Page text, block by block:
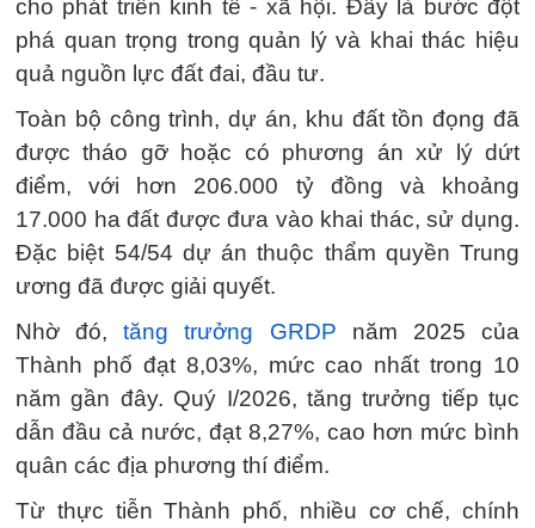
cho phát triển kinh tế - xã hội. Đây là bước đột
phá quan trọng trong quản lý và khai thác hiệu
quả nguồn lực đất đai, đầu tư.
Toàn bộ công trình, dự án, khu đất tồn đọng đã
được tháo gỡ hoặc có phương án xử lý dứt
điểm, với hơn 206.000 tỷ đồng và khoảng
17.000 ha đất được đưa vào khai thác, sử dụng.
Đặc biệt 54/54 dự án thuộc thẩm quyền Trung
ương đã được giải quyết.
Nhờ đó,tăng trưởng GRDP năm 2025 của
Thành phố đạt 8,03%, mức cao nhất trong 10
năm gần đây. Quý I/2026, tăng trưởng tiếp tục
dẫn đầu cả nước, đạt 8,27%, cao hơn mức bình
quân các địa phương thí điểm.
Từ thực tiễn Thành phố, nhiều cơ chế, chính